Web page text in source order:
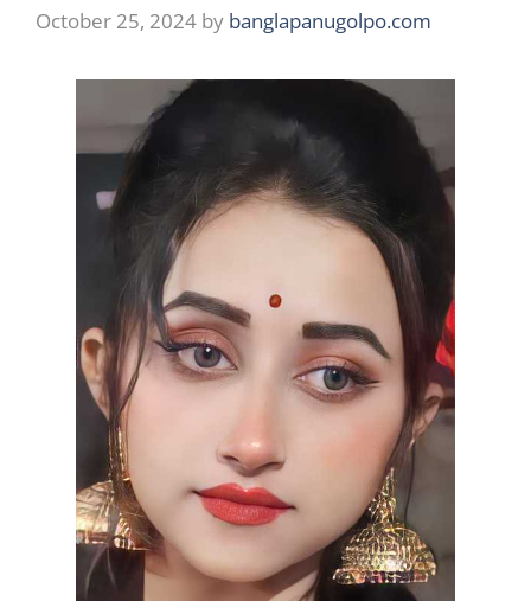
October 25, 2024 by banglapanugolpo.com